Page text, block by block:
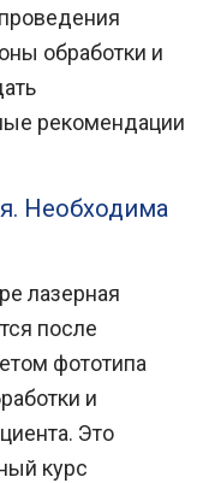
обработки и
рекомендации
Необходима
лазерная
после
фототипа
и
Это
курс